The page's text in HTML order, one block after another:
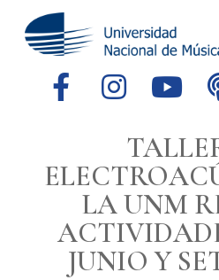
LA UNM
JUNIO Y